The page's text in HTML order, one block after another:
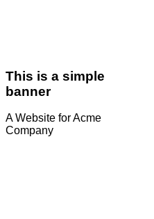
This is a simple
banner
A Website for Acme
Company